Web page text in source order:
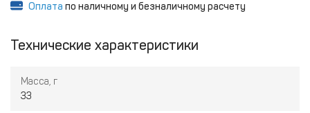
Оплата по наличному и безналичному расчету
Технические характеристики
Масса, г
33